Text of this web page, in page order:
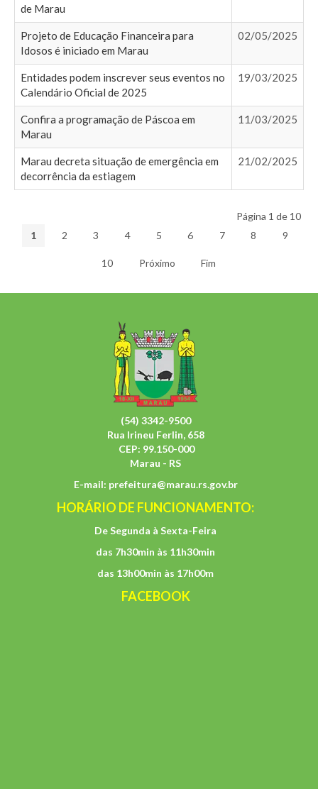
de Marau
Projeto de Educação Financeira para
Idosos é iniciado em Marau
02/05/2025
Entidades podem inscrever seus eventos no
Calendário Oficial de 2025
19/03/2025
Confira a programação de Páscoa em
Marau
11/03/2025
Marau decreta situação de emergência em
decorrência da estiagem
21/02/2025
Página 1 de 10
1
2 3 4 5 6 7 8 9
10 Próximo Fim
(54) 3342-9500
Rua Irineu Ferlin, 658
CEP: 99.150-000
Marau - RS
E-mail: prefeitura@marau.rs.gov.br
HORÁRIO DE FUNCIONAMENTO:
De Segunda à Sexta-Feira
das 7h30min às 11h30min
das 13h00min às 17h00m
FACEBOOK